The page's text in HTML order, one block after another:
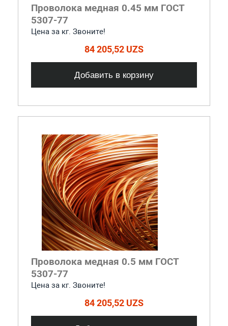
Проволока медная 0.45 мм ГОСТ
5307-77
Цена за кг. Звоните!
84 205,52 UZS
Добавить в корзину
Проволока медная 0.5 мм ГОСТ
5307-77
Цена за кг. Звоните!
84 205,52 UZS